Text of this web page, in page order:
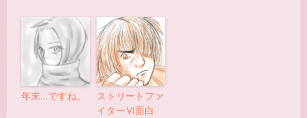
年末…ですね。
ストリートファ
イターⅥ面白